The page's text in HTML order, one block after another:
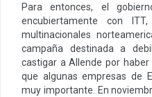
Para entonces, el
encubiertamente con
multinacionales
campaña destinada a
castigar a Allende por
que algunas empresas de
muy importante. En